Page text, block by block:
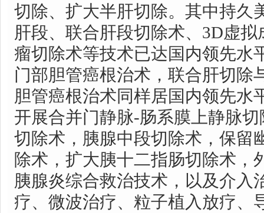
切除、扩大半肝切除。其中持久
肝段、联合肝段切除术、3D虚
瘤切除术等技术已达国内领先水
门部胆管癌根治术，联合肝切除
胆管癌根治术同样居国内领先水
开展合并门静脉-肠系膜上静脉
切除术，胰腺中段切除术，保留
除术，扩大胰十二指肠切除术，
胰腺炎综合救治技术，以及介入
疗、微波治疗、粒子植入放疗、